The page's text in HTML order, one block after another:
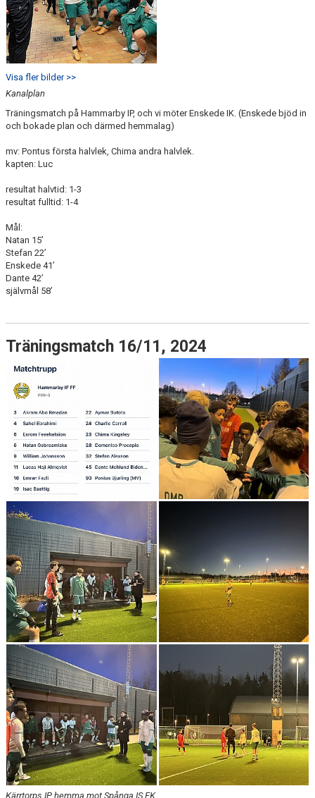
Visa fler bilder >>
Kanalplan
Träningsmatch på Hammarby IP, och vi möter Enskede IK. (Enskede bjöd in
och bokade plan och därmed hemmalag)
mv: Pontus första halvlek, Chima andra halvlek.
kapten: Luc
resultat halvtid: 1-3
resultat fulltid: 1-4
Mål:
Natan 15’
Stefan 22’
Enskede 41’
Dante 42’
självmål 58’
Träningsmatch 16/11, 2024
Kärrtorps IP, hemma mot Spånga IS FK